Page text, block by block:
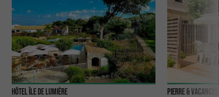
Hôtel Île de Lumière Pierre &